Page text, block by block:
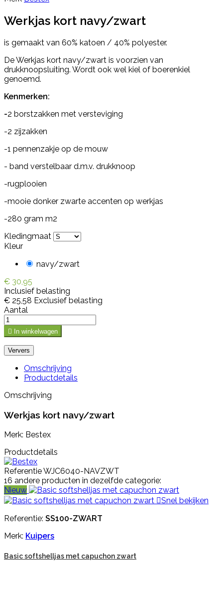
Werkjas kort navy/zwart
is gemaakt van 60% katoen / 40% polyester.
De Werkjas kort navy/zwart is voorzien van
drukknoopsluiting. Wordt ook wel kiel of boerenkiel
genoemd.
Kenmerken:
-2 borstzakken met versteviging
-2 zijzakken
-1 pennenzakje op de mouw
- band verstelbaar d.m.v. drukknoop
-rugplooien
-mooie donker zwarte accenten op werkjas
-280 gram m2
Kledingmaat
Kleur
navy/zwart
€ 30,95
Inclusief belasting
€ 25,58 Exclusief belasting
Aantal
 In winkelwagen
Omschrijving
Productdetails
Omschrijving
Werkjas kort navy/zwart
Merk: Bestex
Productdetails
ReferentieWJC6040-NAVZWT
16 andere producten in dezelfde categorie:
Nieuw
Snel bekijken
Referentie: SS100-ZWART
Merk: Kuipers
Basic softshelljas met capuchon zwart